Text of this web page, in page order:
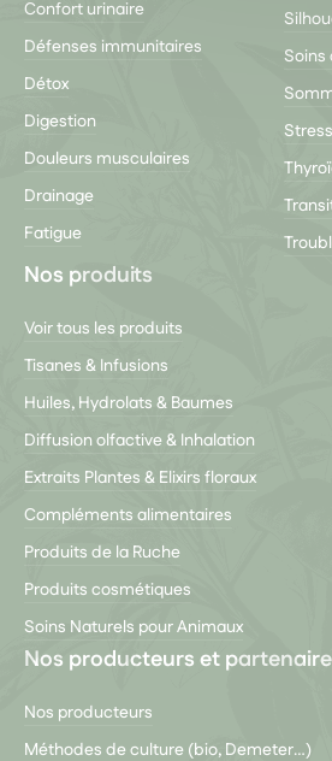
Confort urinaire
Défenses immunitaires
Détox
Digestion
Douleurs musculaires
Drainage
Fatigue
Soins
Stress
Nos produits
Voir tous les produits
Tisanes & Infusions
Huiles, Hydrolats & Baumes
Diffusion olfactive & Inhalation
Extraits Plantes & Elixirs floraux
Compléments alimentaires
Produits de la Ruche
Produits cosmétiques
Soins Naturels pour Animaux
Nos producteurs et
Nos producteurs
Méthodes de culture (bio, Demeter…)